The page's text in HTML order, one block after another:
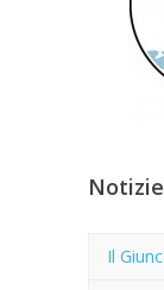
Notizie
Il